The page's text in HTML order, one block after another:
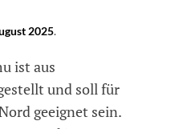
2025.
ist aus
und soll für
geeignet sein.